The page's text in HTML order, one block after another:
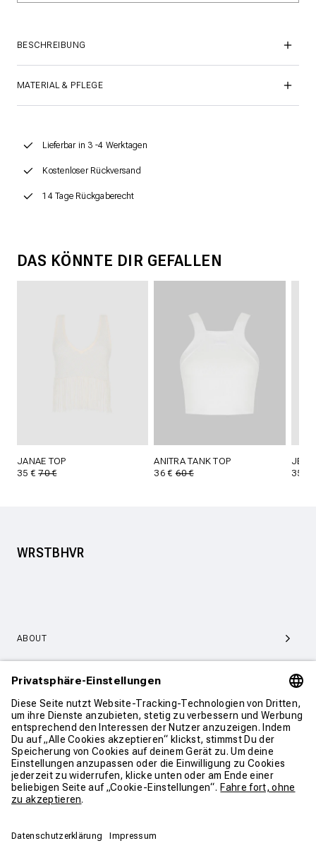
BESCHREIBUNG
MATERIAL & PFLEGE
Lieferbar in 3 -4 Werktagen
Kostenloser Rückversand
14 Tage Rückgaberecht
DAS KÖNNTE DIR GEFALLEN
JANAE TOP
35 €70 €
ANITRA TANK TOP
36 €60 €
35 €
WRSTBHVR
ABOUT
SERVICE & SUPPORT
KONTAKT